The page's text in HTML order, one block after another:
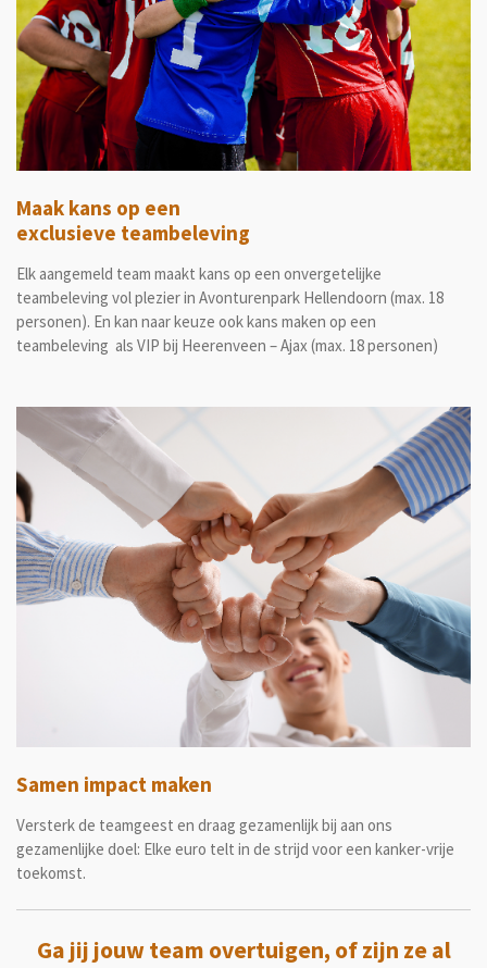
Maak kans op een
exclusieve teambeleving
Elk aangemeld team maakt kans op een onvergetelijke
teambeleving vol plezier in Avonturenpark Hellendoorn (max. 18
personen). En kan naar keuze ook kans maken op een
teambeleving als VIP bij Heerenveen – Ajax (max. 18 personen)
Samen impact maken
Versterk de teamgeest en draag gezamenlijk bij aan ons
gezamenlijke doel: Elke euro telt in de strijd voor een kanker-vrije
toekomst.
Ga jij jouw team overtuigen, of zijn ze al